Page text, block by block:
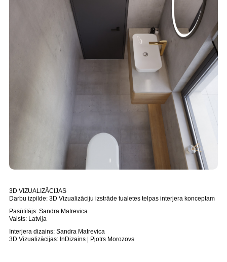
3D VIZUALIZĀCIJAS
Darbu izpilde: 3D Vizualizāciju izstrāde tualetes telpas interjera konceptam
Pasūtītājs: Sandra Matrevica
Valsts: Latvija
Interjera dizains: Sandra Matrevica
3D Vizualizācijas: InDizains | Pjotrs Morozovs